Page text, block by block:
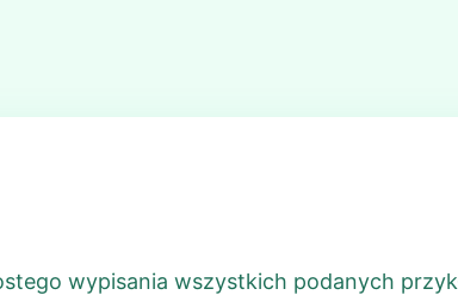
wypisania wszystkich podanych